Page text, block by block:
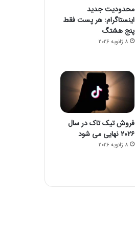
محدودیت جدید
اینستاگرام: هر پست فقط
پنج هشتگ
8 ژانویه 2026
فروش تیک تاک در سال
۲۰۲۶ نهایی می شود
8 ژانویه 2026